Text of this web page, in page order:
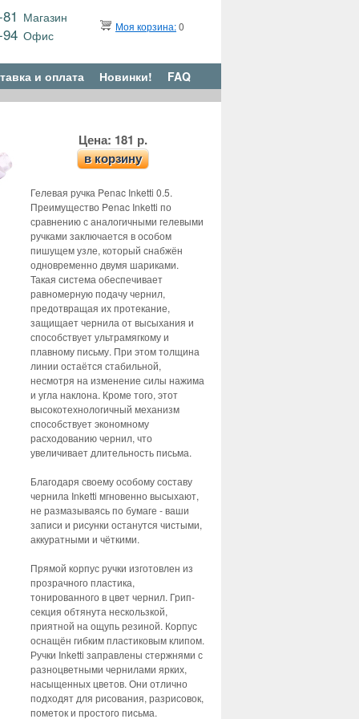
Магазин
94Офис
Моя корзина:0
и оплата Новинки! FAQ
Цена: 181 р.
в корзину
Гелевая ручка Penac Inketti 0.5.
Преимущество Penac Inketti по
сравнению с аналогичными гелевыми
ручками заключается в особом
пишущем узле, который снабжён
одновременно двумя шариками.
Такая система обеспечивает
равномерную подачу чернил,
предотвращая их протекание,
защищает чернила от высыхания и
способствует ультрамягкому и
плавному письму. При этом толщина
линии остаётся стабильной,
несмотря на изменение силы нажима
и угла наклона. Кроме того, этот
высокотехнологичный механизм
способствует экономному
расходованию чернил, что
увеличивает длительность письма.
Благодаря своему особому составу
чернила Inketti мгновенно высыхают,
не размазываясь по бумаге - ваши
записи и рисунки останутся чистыми,
аккуратными и чёткими.
Прямой корпус ручки изготовлен из
прозрачного пластика,
тонированного в цвет чернил. Грип-
секция обтянута нескользкой,
приятной на ощупь резиной. Корпус
оснащён гибким пластиковым клипом.
Ручки Inketti заправлены стержнями с
разноцветными чернилами ярких,
насыщенных цветов. Они отлично
подходят для рисования, разрисовок,
пометок и простого письма.